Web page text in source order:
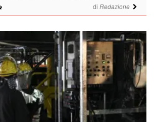
di Redazione